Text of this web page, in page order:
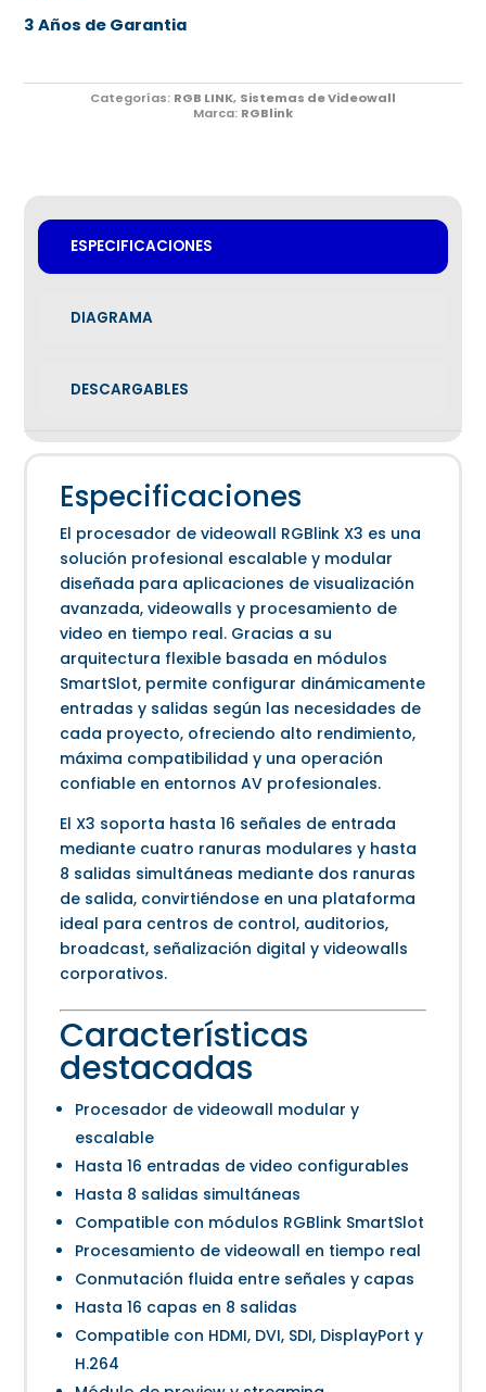
3 Años de Garantia
Categorías: RGB LINK, Sistemas de Videowall
Marca: RGBlink
ESPECIFICACIONES
DIAGRAMA
DESCARGABLES
Especificaciones
El procesador de videowall RGBlink X3 es una
solución profesional escalable y modular
diseñada para aplicaciones de visualización
avanzada, videowalls y procesamiento de
video en tiempo real. Gracias a su
arquitectura flexible basada en módulos
SmartSlot, permite configurar dinámicamente
entradas y salidas según las necesidades de
cada proyecto, ofreciendo alto rendimiento,
máxima compatibilidad y una operación
confiable en entornos AV profesionales.
El X3 soporta hasta 16 señales de entrada
mediante cuatro ranuras modulares y hasta
8 salidas simultáneas mediante dos ranuras
de salida, convirtiéndose en una plataforma
ideal para centros de control, auditorios,
broadcast, señalización digital y videowalls
corporativos.
Características
destacadas
Procesador de videowall modular y
escalable
Hasta 16 entradas de video configurables
Hasta 8 salidas simultáneas
Compatible con módulos RGBlink SmartSlot
Procesamiento de videowall en tiempo real
Conmutación fluida entre señales y capas
Hasta 16 capas en 8 salidas
Compatible con HDMI, DVI, SDI, DisplayPort y
H.264